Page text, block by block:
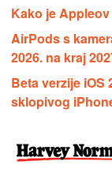
Kako je
AirPods s
2026. na kraj
Beta verzije iOS
sklopivog